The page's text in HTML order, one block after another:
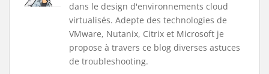
dans le design d'environnements cloud
virtualisés. Adepte des technologies de
VMware, Nutanix, Citrix et Microsoft je
propose à travers ce blog diverses astuces
de troubleshooting.